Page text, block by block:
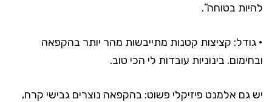
להיות בטוחה”.
• גודל: קציצות קטנות מתייבשות מהר יותר בהקפאה
ובחימום. בינוניות עובדות לי הכי טוב.
יש גם אלמנט פיזיקלי פשוט: בהקפאה נוצרים גבישי קרח,